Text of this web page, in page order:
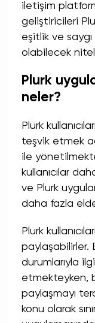
iletişim
geliştiricileri
eşitlik ve
olabilecek
Plurk
neler?
Plurk
teşvik etmek
ile
kullanıcılar
ve Plurk
daha fazla
Plurk
paylaşabilirler.
durumlarıyla
etmekteyken,
paylaşmayı
konu olarak